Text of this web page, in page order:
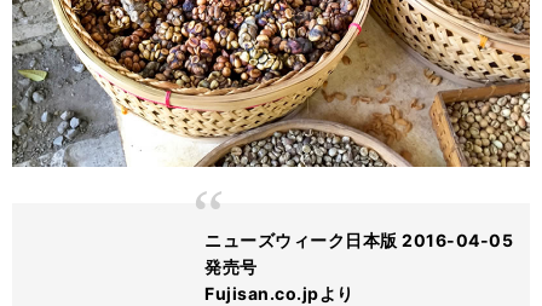
ニューズウィーク日本版 2016-04-05
発売号
Fujisan.co.jpより